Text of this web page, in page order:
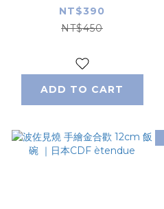
ètendue
NT$390
NT$450
ADD TO CART